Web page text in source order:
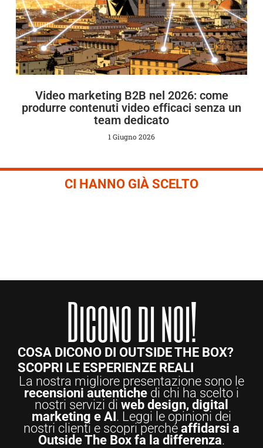
Video marketing B2B nel 2026: come
produrre contenuti video efficaci senza un
team dedicato
1 Giugno 2026
CI HANNO GIÀ SCELTO
Dicono di noi!
COSA DICONO DI OUTSIDE THE BOX?
SCOPRI LE ESPERIENZE REALI
La nostra migliore presentazione sono le
recensioni autentiche di chi ha scelto i
nostri servizi di web design, digital
marketing e AI. Leggi le opinioni dei
nostri clienti e scopri perché affidarsi a
Outside The Box fa la differenza.